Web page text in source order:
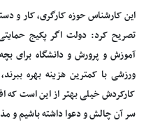
این کارشناس حوزه کارگری، کار و
تصریح کرد: دولت اگر پکیج
آموزش و پرورش و دانشگاه برای
ورزشی با کمترین هزینه بهره
کارکردش خیلی بهتر از این است که
سر آن چالش و دعوا داشته باشیم و